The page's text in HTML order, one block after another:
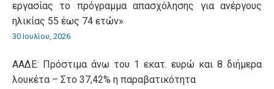
εργασίας το πρόγραμμα απασχόλησης για ανέργους
ηλικίας 55 έως 74 ετών»
30 Ιουλίου, 2026
ΑΑΔΕ: Πρόστιμα άνω του 1 εκατ. ευρώ και 8 διήμερα
λουκέτα – Στο 37,42% η παραβατικότητα